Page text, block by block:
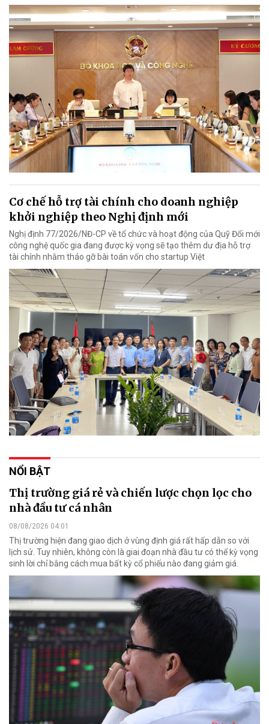
Cơ chế hỗ trợ tài chính cho doanh nghiệp
khởi nghiệp theo Nghị định mới
Nghị định 77/2026/NĐ-CP về tổ chức và hoạt động của Quỹ Đổi mới
công nghệ quốc gia đang được kỳ vọng sẽ tạo thêm dư địa hỗ trợ
tài chính nhằm tháo gỡ bài toán vốn cho startup Việt
NỔI BẬT
Thị trường giá rẻ và chiến lược chọn lọc cho
nhà đầu tư cá nhân
08/08/2026 04:01
Thị trường hiện đang giao dịch ở vùng định giá rất hấp dẫn so với
lịch sử. Tuy nhiên, không còn là giai đoạn nhà đầu tư có thể kỳ vọng
sinh lời chỉ bằng cách mua bất kỳ cổ phiếu nào đang giảm giá.